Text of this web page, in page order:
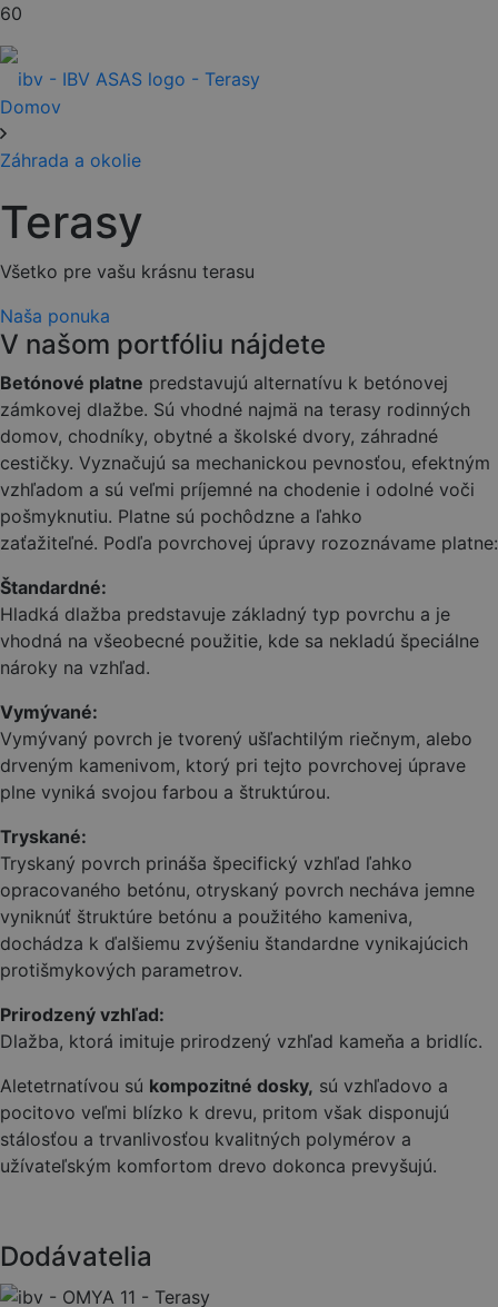
Domov
Záhrada a okolie
Terasy
Všetko pre vašu krásnu terasu
Naša ponuka
V našom portfóliu nájdete
Betónové platne predstavujú alternatívu k betónovej
zámkovej dlažbe. Sú vhodné najmä na terasy rodinných
domov, chodníky, obytné a školské dvory, záhradné
cestičky. Vyznačujú sa mechanickou pevnosťou, efektným
vzhľadom a sú veľmi príjemné na chodenie i odolné voči
pošmyknutiu. Platne sú pochôdzne a ľahko
zaťažiteľné. Podľa povrchovej úpravy rozoznávame platne:
Štandardné:
Hladká dlažba predstavuje základný typ povrchu a je
vhodná na všeobecné použitie, kde sa nekladú špeciálne
nároky na vzhľad.
Vymývané:
Vymývaný povrch je tvorený ušľachtilým riečnym, alebo
drveným kamenivom, ktorý pri tejto povrchovej úprave
plne vyniká svojou farbou a štruktúrou.
Tryskané:
Tryskaný povrch prináša špecifický vzhľad ľahko
opracovaného betónu, otryskaný povrch necháva jemne
vyniknúť štruktúre betónu a použitého kameniva,
dochádza k ďalšiemu zvýšeniu štandardne vynikajúcich
protišmykových parametrov.
Prirodzený vzhľad:
Dlažba, ktorá imituje prirodzený vzhľad kameňa a bridlíc.
Aletetrnatívou sú kompozitné dosky, sú vzhľadovo a
pocitovo veľmi blízko k drevu, pritom však disponujú
stálosťou a trvanlivosťou kvalitných polymérov a
užívateľským komfortom drevo dokonca prevyšujú.
Dodávatelia